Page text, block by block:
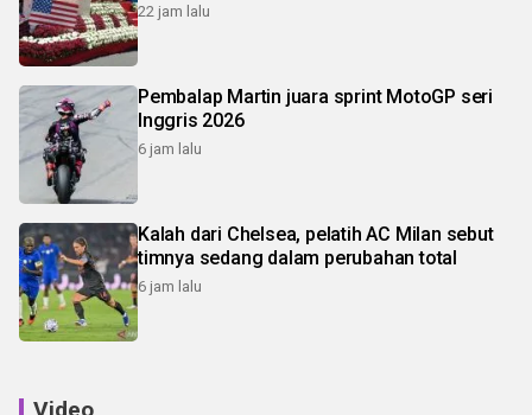
22 jam lalu
Pembalap Martin juara sprint MotoGP seri
Inggris 2026
6 jam lalu
Kalah dari Chelsea, pelatih AC Milan sebut
timnya sedang dalam perubahan total
6 jam lalu
Video